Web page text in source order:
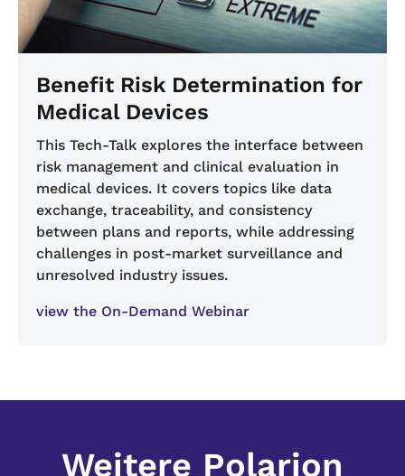
Benefit Risk Determination for
Medical Devices
This Tech-Talk explores the interface between
risk management and clinical evaluation in
medical devices. It covers topics like data
exchange, traceability, and consistency
between plans and reports, while addressing
challenges in post-market surveillance and
unresolved industry issues.
view the On-Demand Webinar
Weitere Polarion